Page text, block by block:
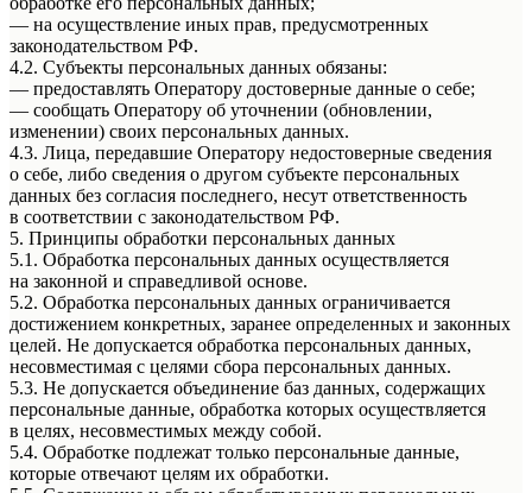
— на осуществление иных прав, предусмотренных
законодательством РФ.
4.2. Субъекты персональных данных обязаны:
— предоставлять Оператору достоверные данные о себе;
— сообщать Оператору об уточнении (обновлении,
изменении) своих персональных данных.
4.3. Лица, передавшие Оператору недостоверные сведения
о себе, либо сведения о другом субъекте персональных
данных без согласия последнего, несут ответственность
в соответствии с законодательством РФ.
5. Принципы обработки персональных данных
5.1. Обработка персональных данных осуществляется
на законной и справедливой основе.
5.2. Обработка персональных данных ограничивается
достижением конкретных, заранее определенных и законных
целей. Не допускается обработка персональных данных,
несовместимая с целями сбора персональных данных.
5.3. Не допускается объединение баз данных, содержащих
персональные данные, обработка которых осуществляется
в целях, несовместимых между собой.
5.4. Обработке подлежат только персональные данные,
которые отвечают целям их обработки.